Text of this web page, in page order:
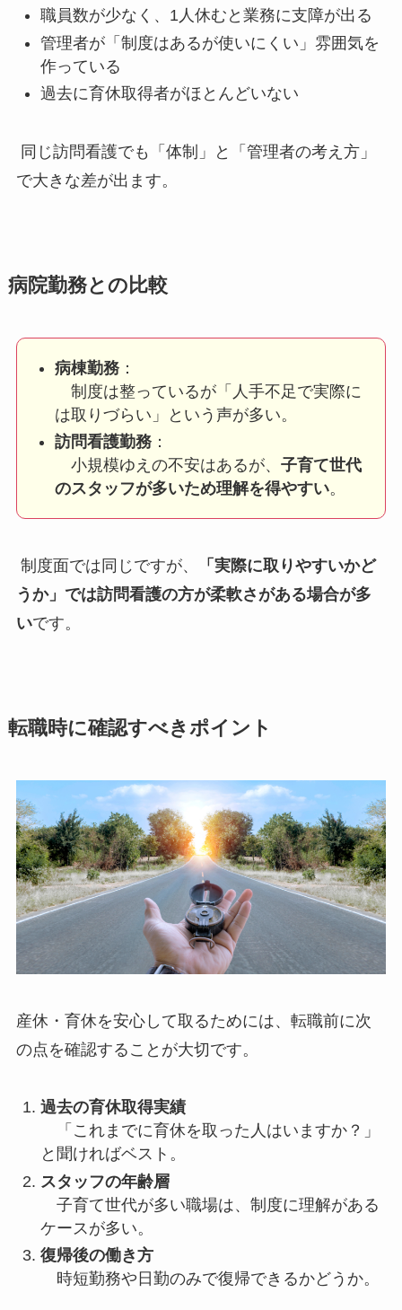
職員数が少なく、1人休むと業務に支障が出る
管理者が「制度はあるが使いにくい」雰囲気を
作っている
過去に育休取得者がほとんどいない
同じ訪問看護でも「体制」と「管理者の考え方」
で大きな差が出ます。
病院勤務との比較
病棟勤務：
制度は整っているが「人手不足で実際に
は取りづらい」という声が多い。
訪問看護勤務：
小規模ゆえの不安はあるが、 子育て世代
のスタッフが多いため理解を得やすい。
制度面では同じですが、
「実際に取りやすいかど
うか」では訪問看護の方が柔軟さがある場合が多
いです。
転職時に確認すべきポイント
産休・育休を安心して取るためには、転職前に次
の点を確認することが大切です。
過去の育休取得実績
「これまでに育休を取った人はいますか？」
と聞ければベスト。
スタッフの年齢層
子育て世代が多い職場は、制度に理解がある
ケースが多い。
復帰後の働き方
時短勤務や日勤のみで復帰できるかどうか。